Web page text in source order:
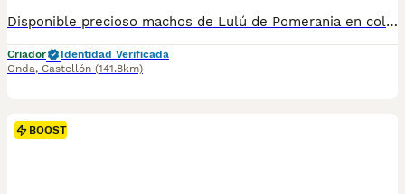
Disponible precioso machos de Lulú de Pomerania en color black an tan ( Color exótico). Descendiente de las mejores líneas Americanas y Coreanas. Con mucho pelo y excelente tamaño. Cría familiar y selección especializada, todos nuestros cachorros son Nacionales y criados exclusivamente por nosotros, más de 15 años de experiencia. Los entregamos con las vacunas pertinentes, desparasitados, garantía por escrito, certificado de salud firmado por el veterinario, factura de compra y inscritos en el libro de orígenes( Pedigree). Posibilidad de pago a plazos mediante nuestro tpv. Te llevamos el cachorro hasta tu casa si no puedes venir a recogerlo. Precio desde 800€
Criador
Identidad Verificada
Onda, Castellón (141.8km)
BOOST